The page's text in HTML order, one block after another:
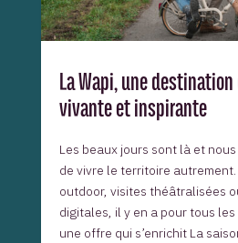
La Wapi, une
vivante et inspirante
Les beaux jours sont là et
de vivre le territoire
outdoor, visites théâtralisées
digitales, il y en a pour tous les
une offre qui s’enrichit La